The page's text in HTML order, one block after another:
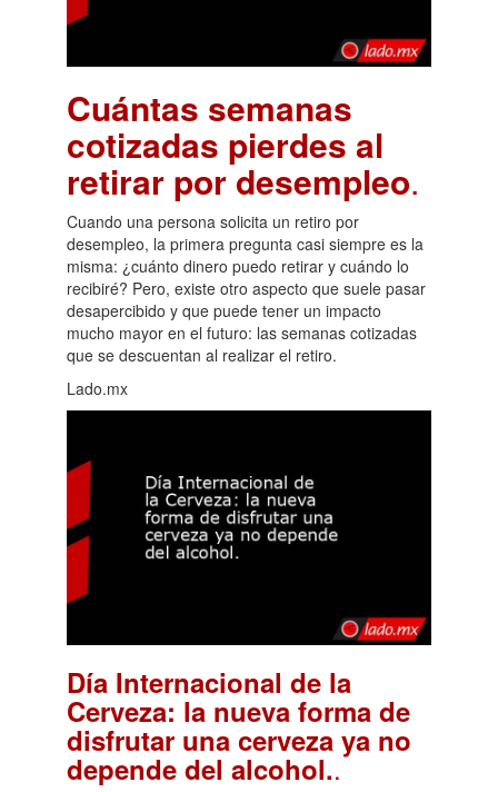
Cuántas semanas
cotizadas pierdes al
retirar por desempleo.
Cuando una persona solicita un retiro por
desempleo, la primera pregunta casi siempre es la
misma: ¿cuánto dinero puedo retirar y cuándo lo
recibiré? Pero, existe otro aspecto que suele pasar
desapercibido y que puede tener un impacto
mucho mayor en el futuro: las semanas cotizadas
que se descuentan al realizar el retiro.
Lado.mx
Día Internacional de la
Cerveza: la nueva forma de
disfrutar una cerveza ya no
depende del alcohol..